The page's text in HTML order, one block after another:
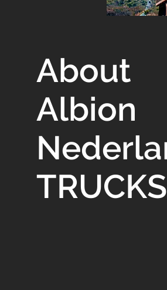
About
Albion
TRUCKS